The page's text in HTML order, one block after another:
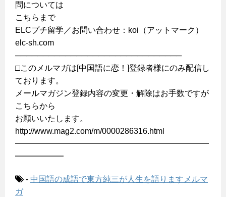
問については
こちらまで
ELCプチ留学／お問い合わせ：koi（アットマーク）
elc-sh.com
──────────────────────────────
□このメルマガは[中国語に恋！]登録者様にのみ配信し
ております。
メールマガジン登録内容の変更・解除はお手数ですが
こちらから
お願いいたします。
http://www.mag2.com/m/0000286316.html
━━━━━━━━━━━━━━━━━━━━━━━━
━━━━━━
- 中国語の成語で東方純三が人生を語りますメルマ
ガ